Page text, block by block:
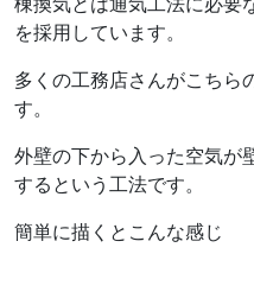
を採用しています。
多くの工務店さんがこちら
す。
外壁の下から入った空気が
するという工法です。
簡単に描くとこんな感じ